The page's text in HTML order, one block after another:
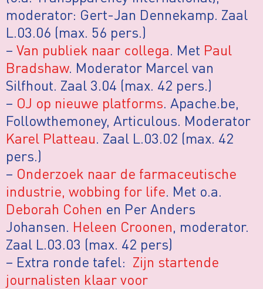
moderator: Gert-Jan Dennekamp. Zaal
L.03.06 (max. 56 pers.)
– Van publiek naar collega. Met Paul
Bradshaw. Moderator Marcel van
Silfhout. Zaal 3.04 (max. 42 pers.)
– OJ op nieuwe platforms. Apache.be,
Followthemoney, Articulous. Moderator
Karel Platteau. Zaal L.03.02 (max. 42
pers.)
– Onderzoek naar de farmaceutische
industrie, wobbing for life. Met o.a.
Deborah Cohen en Per Anders
Johansen. Heleen Croonen, moderator.
Zaal L.03.03 (max. 42 pers)
– Extra ronde tafel: Zijn startende
journalisten klaar voor